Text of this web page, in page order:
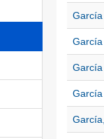
García